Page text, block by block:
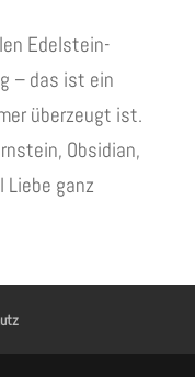
Edelstein-
– das ist ein
überzeugt ist.
Obsidian,
ganz